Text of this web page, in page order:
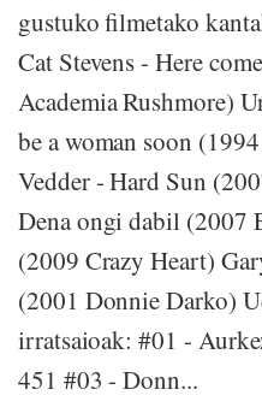
gustuko filmetako
Cat Stevens - Here
Academia Rushmore)
be a woman soon
Vedder - Hard Sun
Dena ongi dabil (2007
(2009 Crazy Heart)
(2001 Donnie Darko)
irratsaioak: #01 -
451 #03 - Donn...